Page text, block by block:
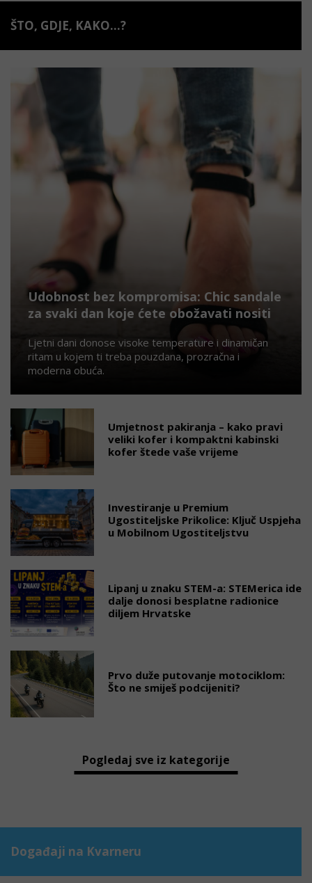
ŠTO, GDJE, KAKO...?
Udobnost bez kompromisa: Chic sandale
za svaki dan koje ćete obožavati nositi
Ljetni dani donose visoke temperature i dinamičan
ritam u kojem ti treba pouzdana, prozračna i
moderna obuća.
Umjetnost pakiranja – kako pravi
veliki kofer i kompaktni kabinski
kofer štede vaše vrijeme
Investiranje u Premium
Ugostiteljske Prikolice: Ključ Uspjeha
u Mobilnom Ugostiteljstvu
Lipanj u znaku STEM-a: STEMerica ide
dalje donosi besplatne radionice
diljem Hrvatske
Prvo duže putovanje motociklom:
Što ne smiješ podcijeniti?
Pogledaj sve iz kategorije
Događaji na Kvarneru